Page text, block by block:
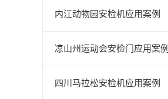
内江动物园安检机应用案例
凉山州运动会安检门应用案例
四川马拉松安检机应用案例